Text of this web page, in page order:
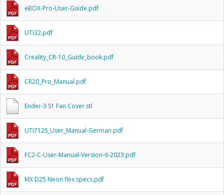
eBOX-Pro-User-Guide.pdf
UTi32.pdf
Creality_CR-10_Guide_book.pdf
CR20_Pro_Manual.pdf
Ender-3 S1 Fan Cover.stl
UTi712S_User_Manual-German.pdf
FC2-C-User-Manual-Version-6-2023.pdf
MX D25 Neon flex specs.pdf